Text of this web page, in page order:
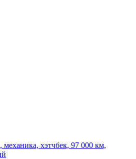
механика, хэтчбек, 97 000 км,